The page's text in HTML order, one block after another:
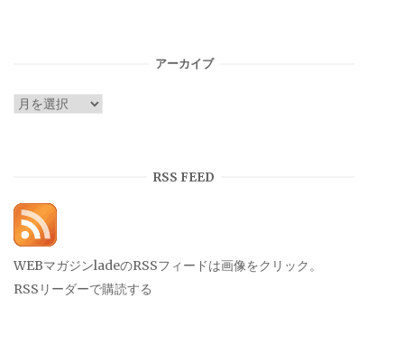
アーカイブ
ア
RSS FEED
WEBマガジンladeのRSSフィードは画像をクリック。
RSSリーダーで購読する